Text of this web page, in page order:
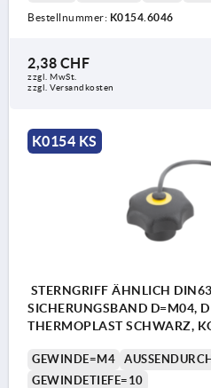
Bestellnummer: K0154.6046
2,38 CHF
zzgl. MwSt.
zzgl. Versandkosten
K0154 KS
STERNGRIFF ÄHNLICH
SICHERUNGSBAND D=M04,
THERMOPLAST SCHWARZ,
GEWINDE=M4
GEWINDETIEFE=10